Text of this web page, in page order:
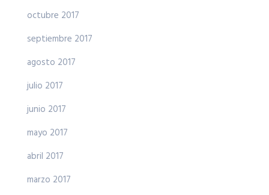
octubre 2017
septiembre 2017
agosto 2017
julio 2017
junio 2017
mayo 2017
abril 2017
marzo 2017